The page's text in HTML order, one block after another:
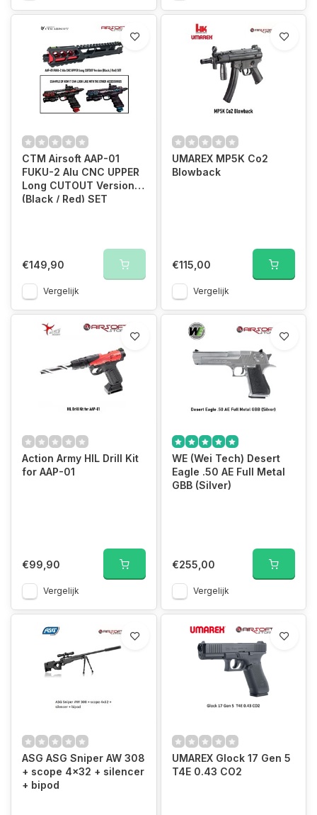
CTM Airsoft AAP-01
FUKU-2 Alu CNC UPPER
Long CUTOUT Version
(Black / Red) SET
€149,90
Vergelijk
UMAREX MP5K Co2
Blowback
€115,00
Vergelijk
Action Army HIL Drill Kit
for AAP-01
€99,90
Vergelijk
WE (Wei Tech) Desert
Eagle .50 AE Full Metal
GBB (Silver)
€255,00
Vergelijk
ASG ASG Sniper AW 308
+ scope 4x32 + silencer
+ bipod
UMAREX Glock 17 Gen 5
T4E 0.43 CO2